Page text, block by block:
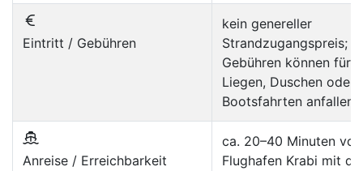
Eintritt / Gebühren
kein genereller
Strandzugangspreis;
Gebühren können für
Liegen, Duschen oder
Bootsfahrten anfallen
Anreise / Erreichbarkeit
ca. 20–40 Minuten
Flughafen Krabi mit